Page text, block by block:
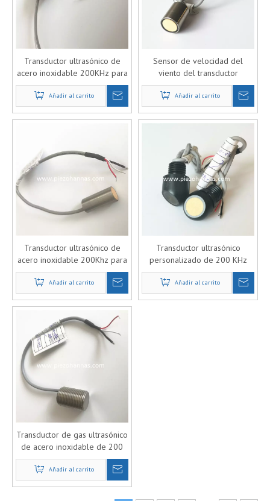
Transductor ultrasónico de
acero inoxidable 200KHz para
medidores de flujo de gas
Añadir al carrito
Sensor de velocidad del
viento del transductor
ultrasónico de acero
inoxidable para
anemorumbómetro
Añadir al carrito
Transductor ultrasónico de
acero inoxidable 200Khz para
medición de flujo de gas
Añadir al carrito
Transductor ultrasónico
personalizado de 200 KHz
para sensor de viento
ultrasónico
Añadir al carrito
Transductor de gas ultrasónico
de acero inoxidable de 200
khz para medidor de gas
Añadir al carrito